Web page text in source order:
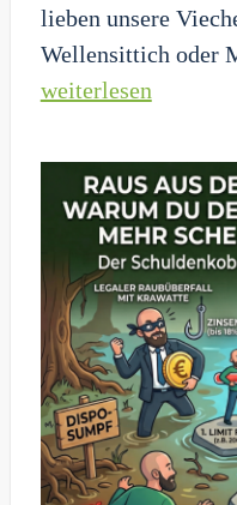
lieben unsere
Wellensittich oder
weiterlesen